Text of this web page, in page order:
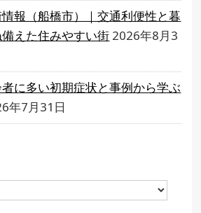
報（船橋市）｜交通利便性と暮
えた住みやすい街 2026年8月3
に多い初期症状と事例から学ぶ
年7月31日